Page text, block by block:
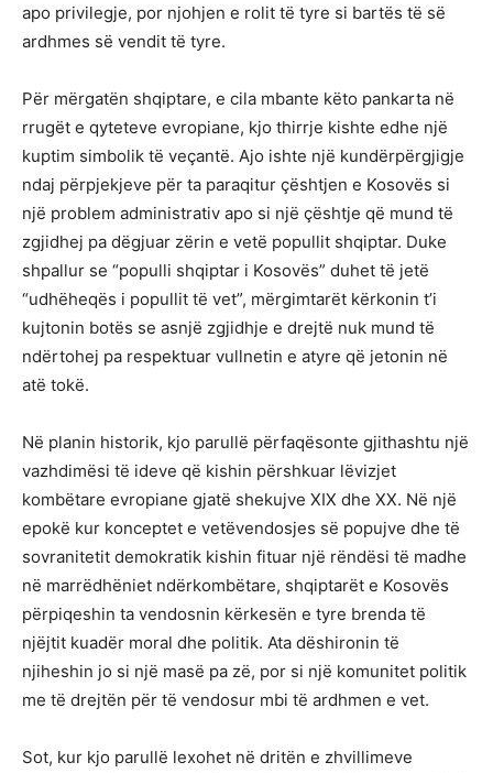
apo privilegje, por njohjen e rolit të tyre si bartës të së
ardhmes së vendit të tyre.
Për mërgatën shqiptare, e cila mbante këto pankarta në
rrugët e qyteteve evropiane, kjo thirrje kishte edhe një
kuptim simbolik të veçantë. Ajo ishte një kundërpërgjigje
ndaj përpjekjeve për ta paraqitur çështjen e Kosovës si
një problem administrativ apo si një çështje që mund të
zgjidhej pa dëgjuar zërin e vetë popullit shqiptar. Duke
shpallur se “populli shqiptar i Kosovës” duhet të jetë
“udhëheqës i popullit të vet”, mërgimtarët kërkonin t’i
kujtonin botës se asnjë zgjidhje e drejtë nuk mund të
ndërtohej pa respektuar vullnetin e atyre që jetonin në
atë tokë.
Në planin historik, kjo parullë përfaqësonte gjithashtu një
vazhdimësi të ideve që kishin përshkuar lëvizjet
kombëtare evropiane gjatë shekujve XIX dhe XX. Në një
epokë kur konceptet e vetëvendosjes së popujve dhe të
sovranitetit demokratik kishin fituar një rëndësi të madhe
në marrëdhëniet ndërkombëtare, shqiptarët e Kosovës
përpiqeshin ta vendosnin kërkesën e tyre brenda të
njëjtit kuadër moral dhe politik. Ata dëshironin të
njiheshin jo si një masë pa zë, por si një komunitet politik
me të drejtën për të vendosur mbi të ardhmen e vet.
Sot, kur kjo parullë lexohet në dritën e zhvillimeve